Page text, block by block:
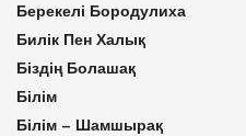
Берекелі Бородулиха
Билік Пен Халық
Біздің Болашақ
Білім
Білім – Шамшырақ